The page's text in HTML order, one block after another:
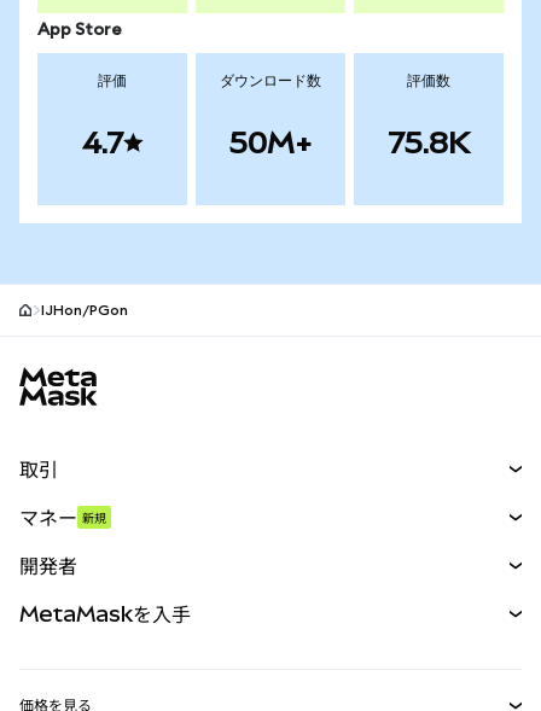
App Store
評価
4.7
ダウンロード数
50M+
評価数
75.8K
IJHon/PGon
取引
パーペチュアル
RWA
マネー 新規
開発者
MetaMaskを入手
価格を見る